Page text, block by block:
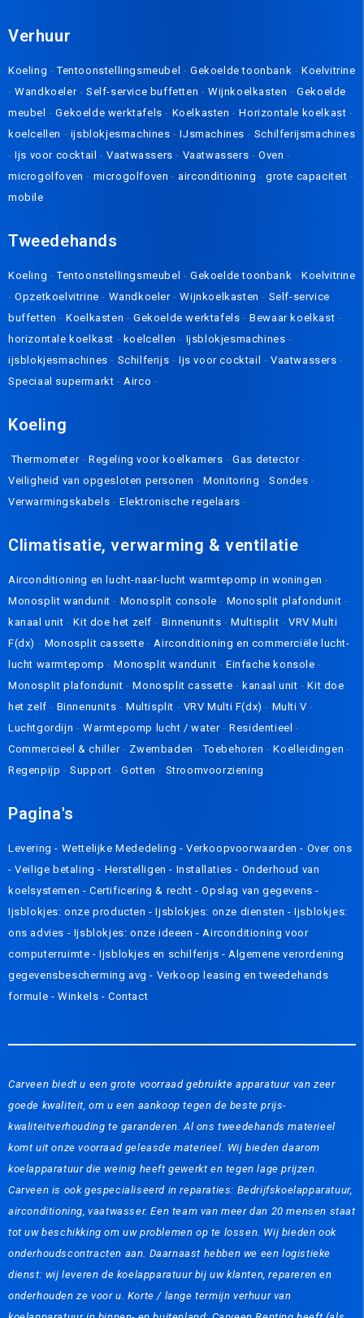
Verhuur
Koeling -Tentoonstellingsmeubel -Gekoelde toonbank -Koelvitrine
-Wandkoeler -Self-service buffetten -Wijnkoelkasten-Gekoelde
meubel-Gekoelde werktafels- Koelkasten-Horizontale koelkast-
koelcellen - ijsblokjesmachines-IJsmachines - Schilferijsmachines
-Ijs voor cocktail-Vaatwassers- Vaatwassers -Oven-
microgolfoven- microgolfoven-airconditioning -grote capaciteit-
mobile
Tweedehands
Koeling -Tentoonstellingsmeubel -Gekoelde toonbank -Koelvitrine
-Opzetkoelvitrine- Wandkoeler-Wijnkoelkasten- Self-service
buffetten -Koelkasten -Gekoelde werktafels-Bewaar koelkast -
horizontale koelkast - koelcellen- Ijsblokjesmachines-
ijsblokjesmachines- Schilferijs -Ijs voor cocktail -Vaatwassers-
Speciaal supermarkt -Airco -
Koeling
Thermometer -Regeling voor koelkamers-Gas detector-
Veiligheid van opgesloten personen-Monitoring -Sondes-
Verwarmingskabels -Elektronische regelaars-
Climatisatie, verwarming & ventilatie
Airconditioning en lucht-naar-lucht warmtepomp in woningen-
Monosplit wandunit- Monosplit console- Monosplit plafondunit -
kanaal unit-Kit doe het zelf - Binnenunits-Multisplit -VRV Multi
F(dx) - Monosplit cassette-Airconditioning en commerciële lucht-
lucht warmtepomp-Monosplit wandunit -Einfache konsole-
Monosplit plafondunit-Monosplit cassette - kanaal unit-Kit doe
het zelf- Binnenunits -Multisplit - VRV Multi F(dx)- Multi V-
Luchtgordijn -Warmtepomp lucht / water-Residentieel-
Commercieel & chiller- Zwembaden-Toebehoren-Koelleidingen -
Regenpijp -Support-Gotten- Stroomvoorziening
Pagina's
Levering- Wettelijke Mededeling -Verkoopvoorwaarden- Over ons
-Veilige betaling- Herstelligen- Installaties- Onderhoud van
koelsystemen -Certificering & recht-Opslag van gegevens-
Ijsblokjes: onze producten-Ijsblokjes: onze diensten-Ijsblokjes:
ons advies - Ijsblokjes: onze ideeen-Airconditioning voor
computerruimte -Ijsblokjes en schilferijs -Algemene verordening
gegevensbescherming avg- Verkoop leasing en tweedehands
formule -Winkels -Contact
Carveen biedt u een grote voorraad gebruikte apparatuur van zeer
goede kwaliteit, om u een aankoop tegen de beste prijs-
kwaliteitverhouding te garanderen. Al ons tweedehands materieel
komt uit onze voorraad geleasde materieel. Wij bieden daarom
koelapparatuur die weinig heeft gewerkt en tegen lage prijzen.
Carveen is ook gespecialiseerd in reparaties: Bedrijfskoelapparatuur,
airconditioning, vaatwasser. Een team van meer dan 20 mensen staat
tot uw beschikking om uw problemen op te lossen. Wij bieden ook
onderhoudscontracten aan. Daarnaast hebben we een logistieke
dienst: wij leveren de koelapparatuur bij uw klanten, repareren en
onderhouden ze voor u. Korte / lange termijn verhuur van